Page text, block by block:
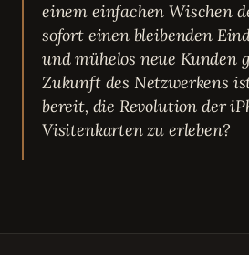
einem einfachen Wischen
sofort einen bleibenden
und mühelos neue Kunden
Zukunft des Netzwerkens
bereit, die Revolution der
Visitenkarten zu erleben?